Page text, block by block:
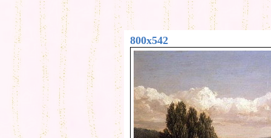
800x542